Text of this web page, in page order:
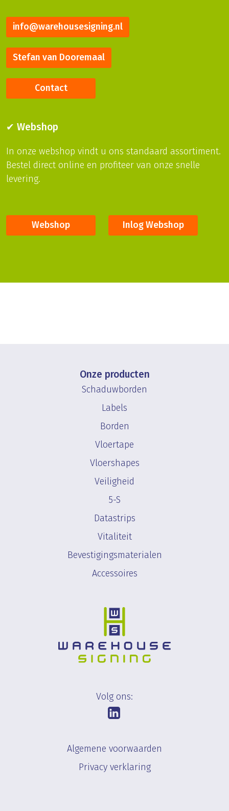
info@warehousesigning.nl
Stefan van Dooremaal
Contact
✔ Webshop
In onze webshop vindt u ons standaard assortiment.
Bestel direct online en profiteer van onze snelle
levering.
Webshop Inlog Webshop
Onze producten
Schaduwborden
Labels
Borden
Vloertape
Vloershapes
Veiligheid
5-S
Datastrips
Vitaliteit
Bevestigingsmaterialen
Accessoires
Volg ons:
Algemene voorwaarden
Privacy verklaring